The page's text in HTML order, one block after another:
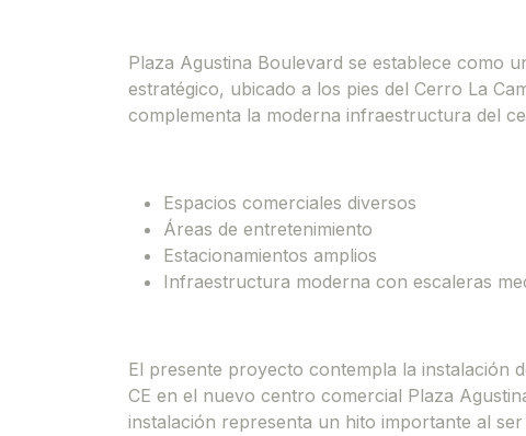
Plaza Agustina Boulevard se establece como
estratégico, ubicado a los pies del Cerro La
complementa la moderna infraestructura del
Espacios comerciales diversos
Áreas de entretenimiento
Estacionamientos amplios
Infraestructura moderna con escaleras
El presente proyecto contempla la instalación
CE en el nuevo centro comercial Plaza
instalación representa un hito importante al